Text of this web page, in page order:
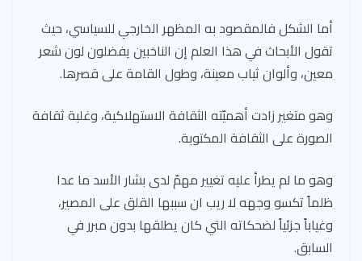
أما الشكل فالمقصود به المظهر الخارجي للسياسي، حيث
تقول الأبحاث في هذا العلم إن الناخبين يفضلون لون شعر
معين، وألوان ثياب معينة، وطول القامة على قصرها.
وهو متغير زادت أهميّته الثقافة الاستهلاكية، وغلبة ثقافة
الصورة على الثقافة المكتوبة.
وهو ما لم يطرأ عليه تغيير مهمّ لدى بشار الأسد ما عدا
ظلماً تكسو وجهه لا ريب ان سببها القلق على المصير،
وغياباً جزئياً لضحكاته التي كان يطلقها بدون مبرر في
السابق.